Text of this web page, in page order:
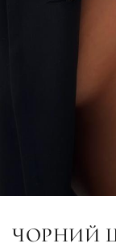
ЧОРНИЙ